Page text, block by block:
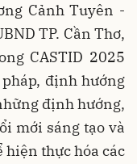
Cảnh Tuyên -
TP. Cần Thơ,
CASTID 2025
định hướng
định hướng,
mới sáng tạo và
hiện thực hóa các